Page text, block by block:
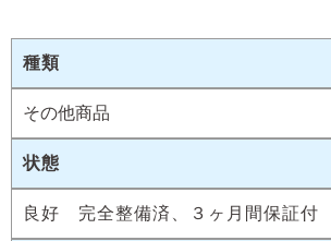
種類
その他商品
状態
良好 完全整備済、３ヶ月間保証付